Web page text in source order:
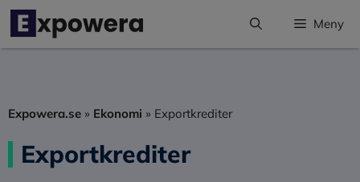
Hoppa
innehåll
Meny
Expowera.se » Ekonomi » Exportkrediter
Exportkrediter